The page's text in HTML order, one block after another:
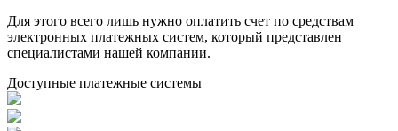
Для этого всего лишь нужно оплатить счет по средствам
электронных платежных систем, который представлен
специалистами нашей компании.
Доступные платежные системы